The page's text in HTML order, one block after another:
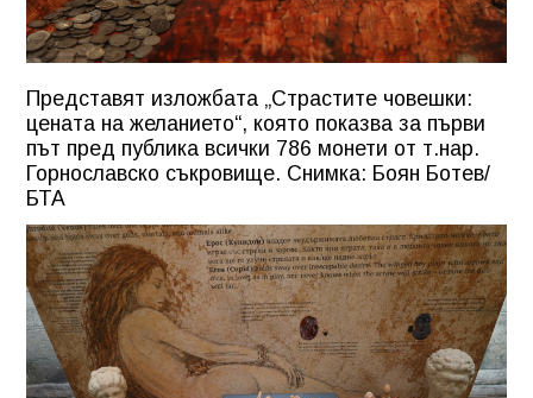
Представят изложбата „Страстите човешки:
цената на желанието“, която показва за първи
път пред публика всички 786 монети от т.нар.
Горнославско съкровище. Снимка: Боян Ботев/
БТА